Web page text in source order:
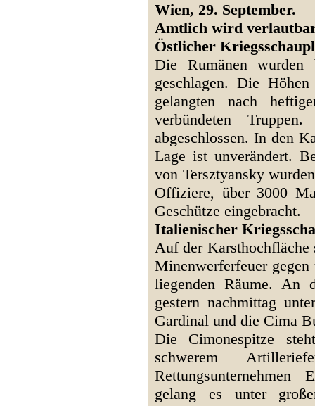
Wien, 29. September.
Amtlich wird
Östlicher
Die Rumänen wurden
geschlagen. Die
gelangten nach
verbündeten
abgeschlossen. In den
Lage ist unverändert.
von Tersztyansky
Offiziere, über 3000
Geschütze eingebracht.
Italienischer
Auf der Karsthochfläche
Minenwerferfeuer
liegenden Räume. An
gestern nachmittag
Gardinal und die Cima
Die Cimonespitze
schwerem
Rettungsunternehmen
gelang es unter